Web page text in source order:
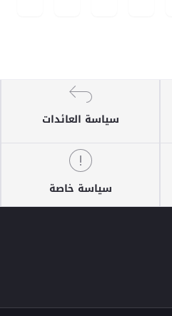
سياسة العائدات
سياسة خاصة